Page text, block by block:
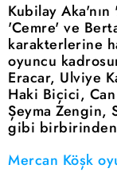
Kubilay Aka'nın
'Cemre' ve
karakterlerine
oyuncu
Eracar, Ulviye
Haki Biçici,
Şeyma Zengin,
gibi birbirinden
Mercan Köşk